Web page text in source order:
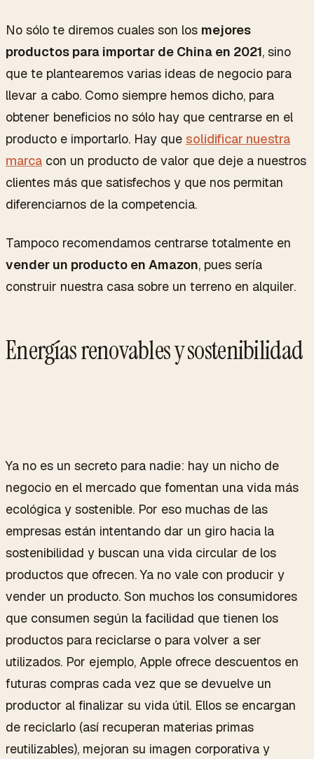
No sólo te diremos cuales son los mejores
productos para importar de China en 2021, sino
que te plantearemos varias ideas de negocio para
llevar a cabo. Como siempre hemos dicho, para
obtener beneficios no sólo hay que centrarse en el
producto e importarlo. Hay que solidificar nuestra
marca con un producto de valor que deje a nuestros
clientes más que satisfechos y que nos permitan
diferenciarnos de la competencia.
Tampoco recomendamos centrarse totalmente en
vender un producto en Amazon, pues sería
construir nuestra casa sobre un terreno en alquiler.
Energías renovables y sostenibilidad
Ya no es un secreto para nadie: hay un nicho de
negocio en el mercado que fomentan una vida más
ecológica y sostenible. Por eso muchas de las
empresas están intentando dar un giro hacia la
sostenibilidad y buscan una vida circular de los
productos que ofrecen. Ya no vale con producir y
vender un producto. Son muchos los consumidores
que consumen según la facilidad que tienen los
productos para reciclarse o para volver a ser
utilizados. Por ejemplo, Apple ofrece descuentos en
futuras compras cada vez que se devuelve un
productor al finalizar su vida útil. Ellos se encargan
de reciclarlo (así recuperan materias primas
reutilizables), mejoran su imagen corporativa y